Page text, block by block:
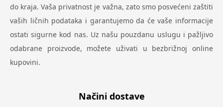
do kraja. Vaša privatnost je važna, zato smo posvećeni zaštiti
vaših ličnih podataka i garantujemo da će vaše informacije
ostati sigurne kod nas. Uz našu pouzdanu uslugu i pažljivo
odabrane proizvode, možete uživati u bezbrižnoj online
kupovini.
Načini dostave